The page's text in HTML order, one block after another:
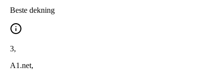
Beste dekning
3,
A1.net,